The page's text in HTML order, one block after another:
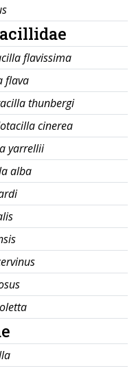
flavissima
flava
thunbergi
cinerea
yarrellii
alba